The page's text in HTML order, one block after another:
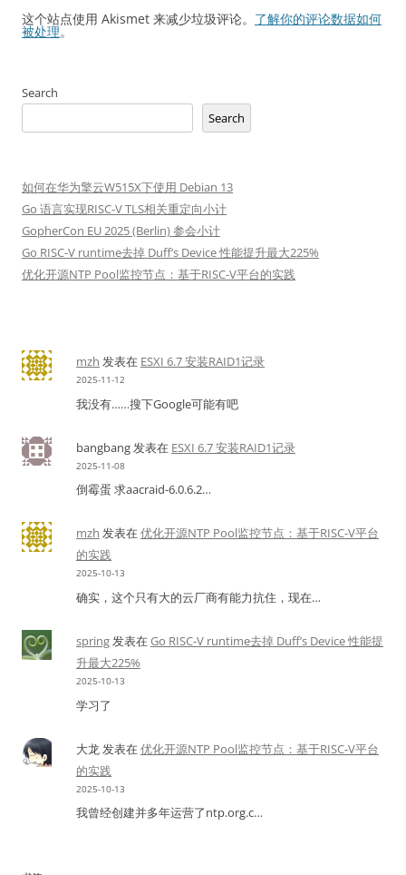
这个站点使用 Akismet 来减少垃圾评论。 了解你的评论数据如何
被处理。
Search
Search
如何在华为擎云W515X下使用 Debian 13
Go 语言实现RISC-V TLS相关重定向小计
GopherCon EU 2025 (Berlin) 参会小计
Go RISC-V runtime去掉 Duff’s Device 性能提升最大225%
优化开源NTP Pool监控节点：基于RISC-V平台的实践
mzh 发表在 ESXI 6.7 安装RAID1记录
2025-11-12
我没有……搜下Google可能有吧
bangbang发表在 ESXI 6.7 安装RAID1记录
2025-11-08
倒霉蛋 求aacraid-6.0.6.2…
mzh 发表在优化开源NTP Pool监控节点：基于RISC-V平台
的实践
2025-10-13
确实，这个只有大的云厂商有能力抗住，现在…
spring发表在Go RISC-V runtime去掉 Duff’s Device 性能提
升最大225%
2025-10-13
学习了
大龙发表在优化开源NTP Pool监控节点：基于RISC-V平台
的实践
2025-10-13
我曾经创建并多年运营了ntp.org.c…